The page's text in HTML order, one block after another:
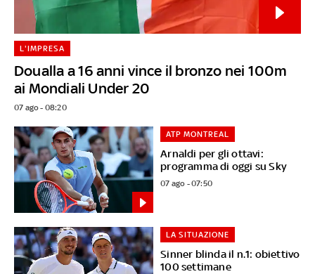
Doualla a 16 anni vince il bronzo nei 100m
ai Mondiali Under 20
L'IMPRESA
07 ago - 08:20
Arnaldi per gli ottavi:
programma di oggi su Sky
ATP MONTREAL
07 ago - 07:50
Sinner blinda il n.1: obiettivo
100 settimane
LA SITUAZIONE